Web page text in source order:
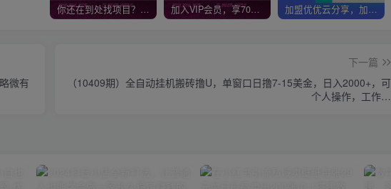
你还在到处找项目？还在当韭菜？我靠网创资源站一个月收入5万+，曾经我也是个失败者。 加入VIP会员，享70%的推广提成，免费学习多种网上创业课程，菜鸟秒变大神！ 加盟优优云分享，加盟搭建同款知识付费资源网站，实现长期稳定被动收入~
微有
下一篇
（10409期）全自动挂机搬砖撸U，单窗口日撸7-15美金，日入2000+，可
个人操作，工作…